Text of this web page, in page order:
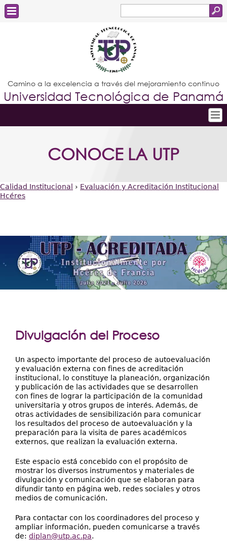
de
búsqueda
Estudiantes
Docentes
Administrativos
Graduados
Camino a la excelencia a través del mejoramiento continuo
Universidad Tecnológica de Panamá
Conoce la UTP
Investigación
Facultades
Centros Regionales
Servicios
CONOCE LA UTP
Usted
aquí
Calidad Institucional › Evaluación y Acreditación Institucional
Hcéres
Divulgación del Proceso
Un aspecto importante del proceso de autoevaluación
y evaluación externa con fines de acreditación
institucional, lo constituye la planeación, organización
y publicación de las actividades que se desarrollen
con fines de lograr la participación de la comunidad
universitaria y otros grupos de interés. Además, de
otras actividades de sensibilización para comunicar
los resultados del proceso de autoevaluación y la
preparación para la visita de pares académicos
externos, que realizan la evaluación externa.
Este espacio está concebido con el propósito de
mostrar los diversos instrumentos y materiales de
divulgación y comunicación que se elaboran para
difundir tanto en página web, redes sociales y otros
medios de comunicación.
Para contactar con los coordinadores del proceso y
ampliar información, pueden comunicarse a través
de: diplan@utp.ac.pa.